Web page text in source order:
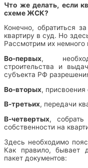
Что же делать, если
схеме ЖСК?
Конечно, обратиться
квартиру в суд. Но
Рассмотрим их немного
Во-первых,
строительства и
субъекта РФ
Во-вторых, присвоения
В-третьих, передачи
В-четвертых, собрать
собственности на
Здесь необходимо
Как правило, бывает
пакет документов: